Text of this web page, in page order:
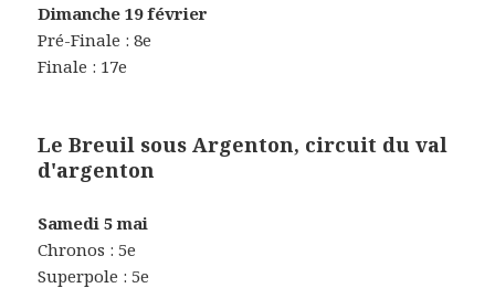
Dimanche 19 février
Pré-Finale : 8e
Finale : 17e
Le Breuil sous Argenton, circuit du val
d'argenton
Samedi 5 mai
Chronos : 5e
Superpole : 5e